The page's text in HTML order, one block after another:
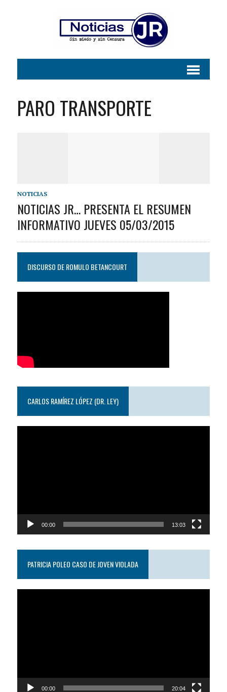
PARO TRANSPORTE
NOTICIAS
NOTICIAS JR… PRESENTA EL RESUMEN
INFORMATIVO JUEVES 05/03/2015
DISCURSO DE ROMULO BETANCOURT
CARLOS RAMÍREZ LÓPEZ (DR. LEY)
00:00 13:03
PATRICIA POLEO CASO DE JOVEN VIOLADA
00:00 20:04